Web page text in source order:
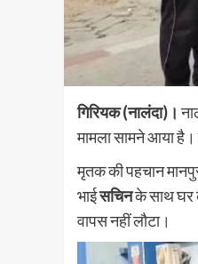
गिरियक (नालंदा)।
मामला सामने आया
मृतक की पहचान
भाईसचिनके साथ घर
वापस नहीं लौटा।